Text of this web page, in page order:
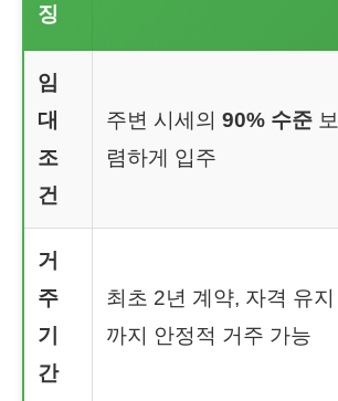
징
임
대
조
건
주변 시세의 90% 수준
렴하게 입주
거
주
기
간
최초 2년 계약, 자격 유
까지 안정적 거주 가능